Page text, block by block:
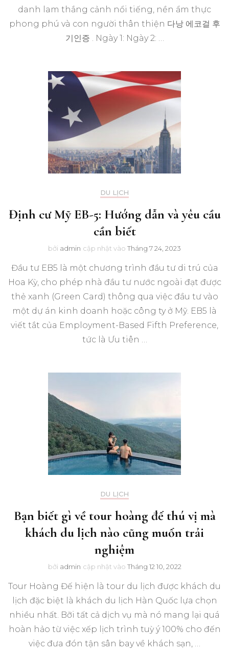
danh lam thắng cảnh nổi tiếng, nền ẩm thực
phong phú và con người thân thiện 다낭 에코걸 후
기인증 . Ngày 1: Ngày 2: …
DU LỊCH
Định cư Mỹ EB-5: Hướng dẫn và yêu cầu
cần biết
bởi admin cập nhật vào Tháng 7 24, 2023
Đầu tư EB5 là một chương trình đầu tư di trú của
Hoa Kỳ, cho phép nhà đầu tư nước ngoài đạt được
thẻ xanh (Green Card) thông qua việc đầu tư vào
một dự án kinh doanh hoặc công ty ở Mỹ. EB5 là
viết tắt của Employment-Based Fifth Preference,
tức là Ưu tiên …
DU LỊCH
Bạn biết gì về tour hoàng đế thú vị mà
khách du lịch nào cũng muốn trải
nghiệm
bởi admin cập nhật vào Tháng 12 10, 2022
Tour Hoàng Đế hiện là tour du lịch được khách du
lịch đặc biệt là khách du lịch Hàn Quốc lựa chọn
nhiều nhất. Bỡi tất cả dịch vụ mà nó mang lại quá
hoàn hảo từ việc xếp lịch trình tuỳ ý 100% cho đến
việc đưa đón tận sân bay về khách sạn, …